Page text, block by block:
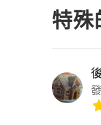
特殊